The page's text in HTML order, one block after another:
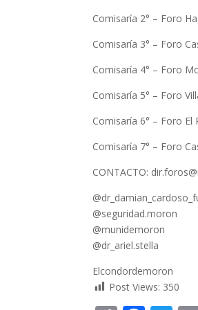
Comisaría 2° – Foro
Comisaría 3° – Foro
Comisaría 4° – Foro
Comisaría 5° – Foro
Comisaría 6° – Foro El
Comisaría 7° – Foro
CONTACTO:
@seguridad.moron
@munidemoron
@dr_ariel.stella
Elcondordemoron
Post Views: 350